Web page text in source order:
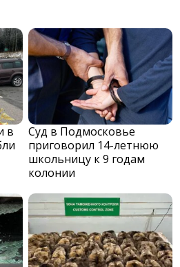
в
Суд в Подмосковье
приговорил 14-летнюю
школьницу к 9 годам
колонии